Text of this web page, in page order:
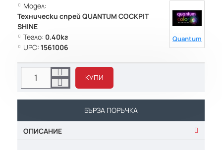
Модел:
Технически спрей QUANTUM COCKPIT
SHINE
Тегло: 0.40кг
UPC: 1561006
Quantum
КУПИ
БЪРЗА ПОРЪЧКА
ОПИСАНИЕ